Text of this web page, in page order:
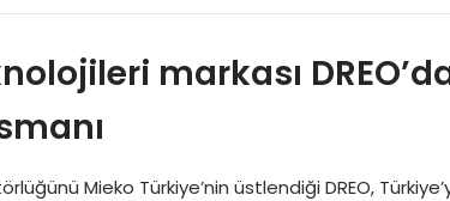
markası
Mieko Türkiye’nin üstlendiği DREO,